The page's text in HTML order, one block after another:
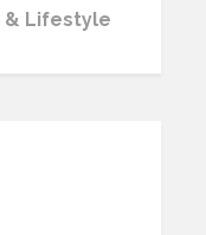
& Lifestyle